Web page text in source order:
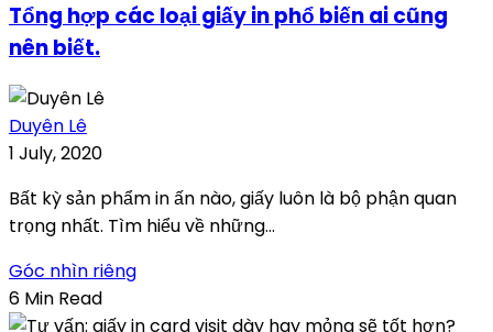
Tổng hợp các loại giấy in phổ biến ai cũng
nên biết.
Duyên Lê
1 July, 2020
Bất kỳ sản phẩm in ấn nào, giấy luôn là bộ phận quan
trọng nhất. Tìm hiểu về những...
Góc nhìn riêng
6 Min Read